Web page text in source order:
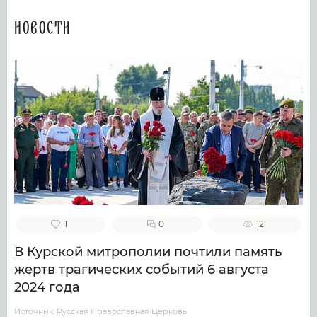
Новости
1 0 12
В Курской митрополии почтили память
жертв трагических событий 6 августа
2024 года
Источник: Русская Православная Церковь